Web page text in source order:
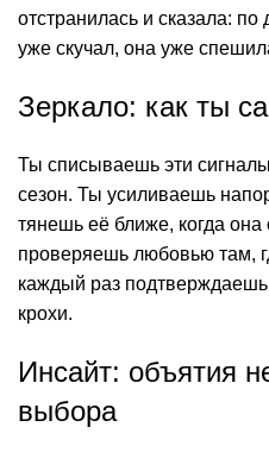
отстранилась и сказала:
уже скучал, она уже
Зеркало: как ты
Ты списываешь эти
сезон. Ты усиливаешь
тянешь её ближе, когда она
проверяешь любовью там,
каждый раз
крохи.
Инсайт: объятия
выбора